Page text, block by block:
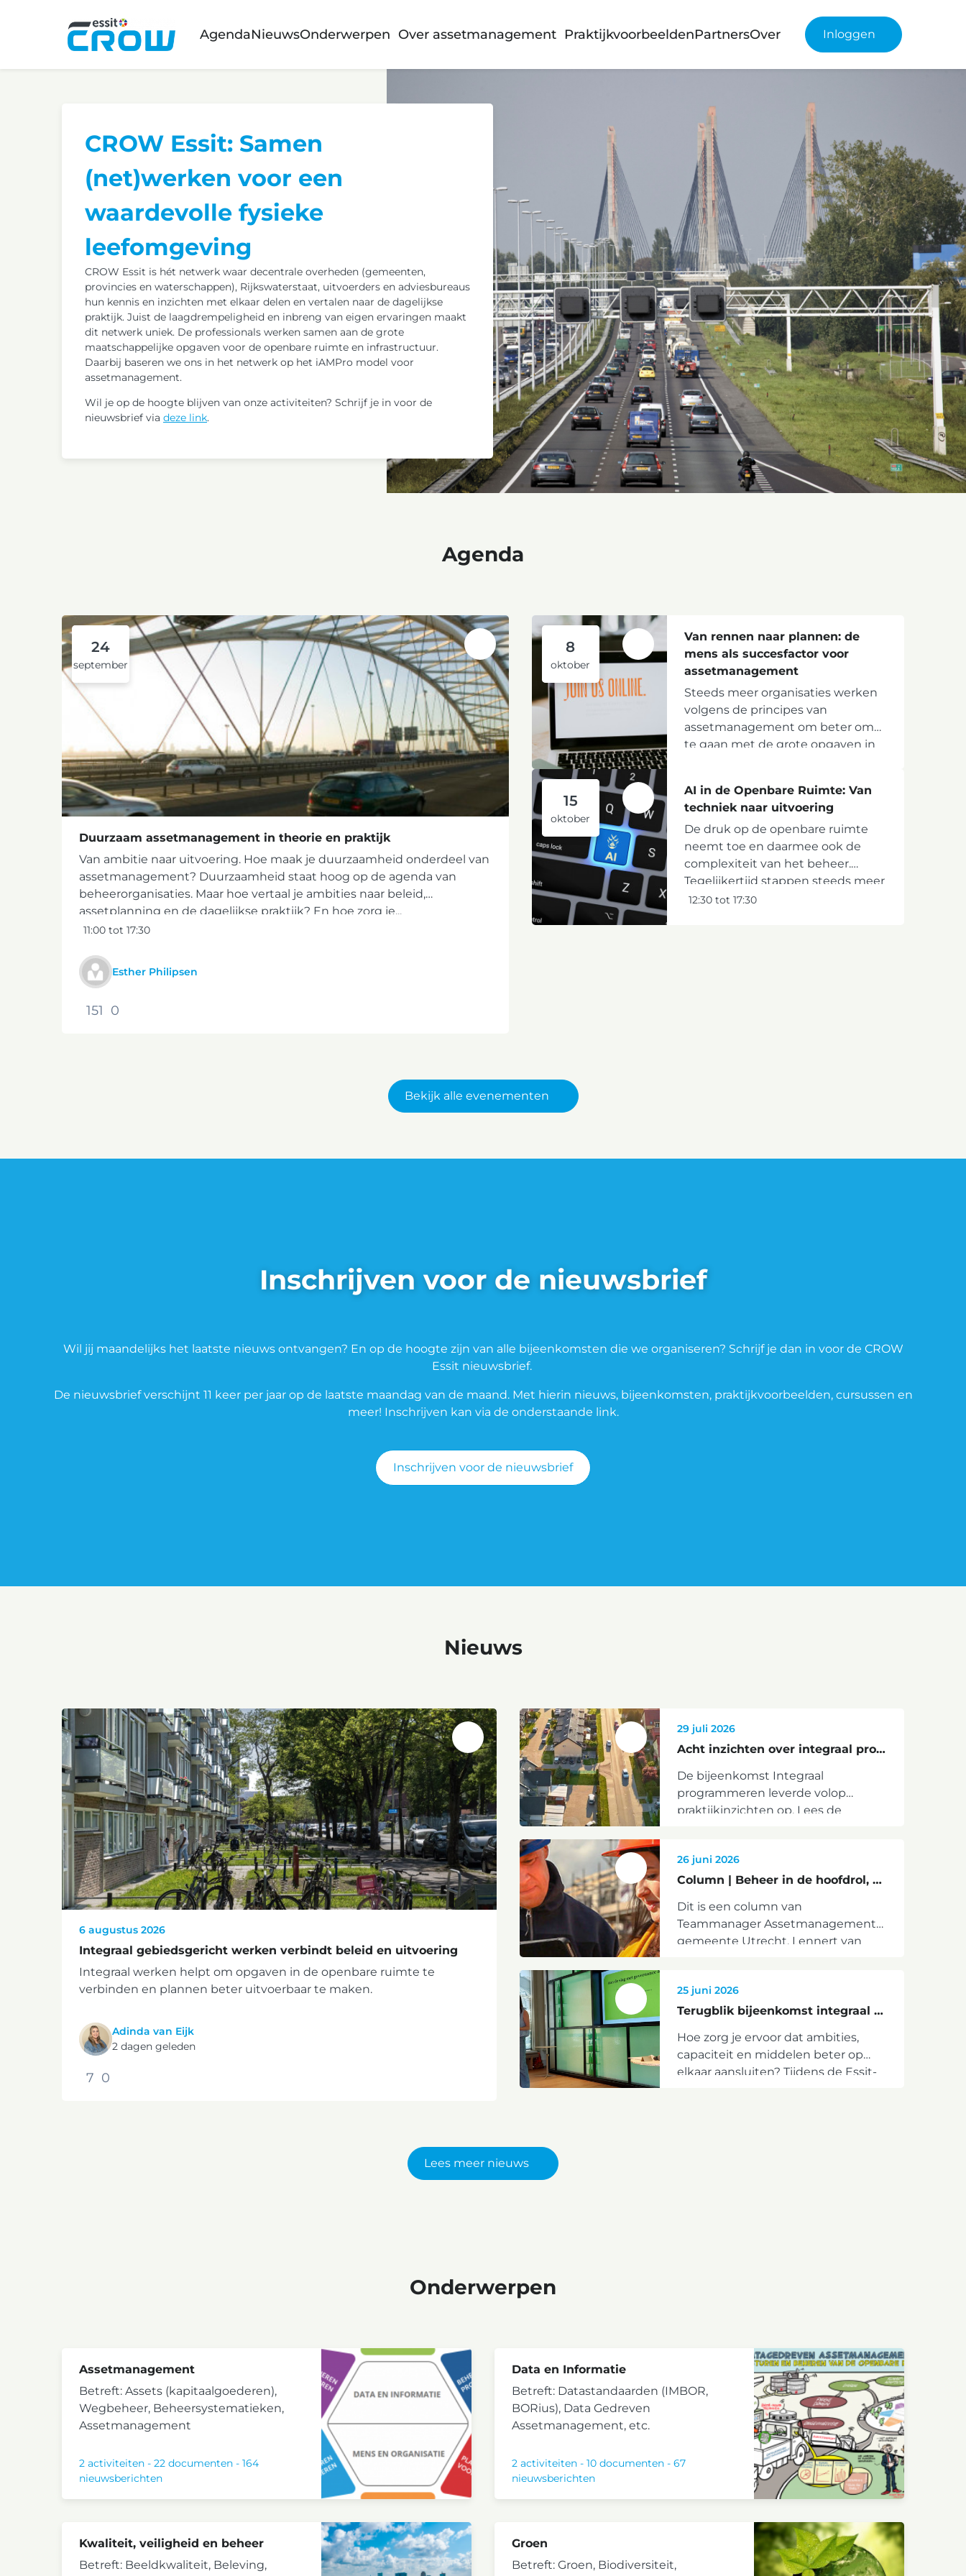
AgendaNieuwsOnderwerpen Over assetmanagement PraktijkvoorbeeldenPartnersOver Inloggen
CROW Essit: Samen
(net)werken voor een
waardevolle fysieke
leefomgeving
CROW Essit is hét netwerk waar decentrale overheden (gemeenten,
provincies en waterschappen), Rijkswaterstaat, uitvoerders en adviesbureaus
hun kennis en inzichten met elkaar delen en vertalen naar de dagelijkse
praktijk. Juist de laagdrempeligheid en inbreng van eigen ervaringen maakt
dit netwerk uniek. De professionals werken samen aan de grote
maatschappelijke opgaven voor de openbare ruimte en infrastructuur.
Daarbij baseren we ons in het netwerk op het iAMPro model voor
assetmanagement.
Wil je op de hoogte blijven van onze activiteiten? Schrijf je in voor de
nieuwsbrief via deze link.
Agenda
24
september
Duurzaam assetmanagement in theorie en praktijk
Van ambitie naar uitvoering. Hoe maak je duurzaamheid onderdeel van
assetmanagement? Duurzaamheid staat hoog op de agenda van
beheerorganisaties. Maar hoe vertaal je ambities naar beleid,
assetplanning en de dagelijkse praktijk? En hoe zorg je...
11:00 tot 17:30
Esther Philipsen
151 0
8
oktober
Van rennen naar plannen: de
mens als succesfactor voor
assetmanagement
Steeds meer organisaties werken
volgens de principes van
assetmanagement om beter om
te gaan met de grote opgaven in
energietransitie, vervanging en
renovatie, circulariteit en de
toenemende...
15
oktober
AI in de Openbare Ruimte: Van
techniek naar uitvoering
De druk op de openbare ruimte
neemt toe en daarmee ook de
complexiteit van het beheer.
Tegelijkertijd stappen steeds meer
organisaties over op data gestuurd
12:30 tot 17:30
Bekijk alle evenementen
Inschrijven voor de nieuwsbrief
Wil jij maandelijks het laatste nieuws ontvangen? En op de hoogte zijn van alle bijeenkomsten die we organiseren? Schrijf je dan in voor de CROW
Essit nieuwsbrief.
De nieuwsbrief verschijnt 11 keer per jaar op de laatste maandag van de maand. Met hierin nieuws, bijeenkomsten, praktijkvoorbeelden, cursussen en
meer! Inschrijven kan via de onderstaande link.
Inschrijven voor de nieuwsbrief
Nieuws
6 augustus 2026
Integraal gebiedsgericht werken verbindt beleid en uitvoering
Integraal werken helpt om opgaven in de openbare ruimte te
verbinden en plannen beter uitvoerbaar te maken.
Adinda van Eijk
2 dagen geleden
7 0
29 juli 2026
Acht inzichten over integraal programmeren
De bijeenkomst Integraal
programmeren leverde volop
praktijkinzichten op. Lees de
programmeren in de praktijk
vormgeven.
26 juni 2026
Column | Beheer in de hoofdrol, maar met welke acteurs?
Dit is een column van
Teammanager Assetmanagement
gemeente Utrecht, Lennert van
25 juni 2026
Terugblik bijeenkomst integraal programmeren - 22 juni
Hoe zorg je ervoor dat ambities,
capaciteit en middelen beter op
elkaar aansluiten? Tijdens de Essit-
Lees meer nieuws
Onderwerpen
Assetmanagement
Betreft: Assets (kapitaalgoederen),
Wegbeheer, Beheersystematieken,
Assetmanagement
2 activiteiten - 22 documenten - 164
nieuwsberichten
Data en Informatie
Betreft: Datastandaarden (IMBOR,
BORius), Data Gedreven
Assetmanagement, etc.
2 activiteiten - 10 documenten - 67
nieuwsberichten
Kwaliteit, veiligheid en beheer
Betreft: Beeldkwaliteit, Beleving,
Groen
Betreft: Groen, Biodiversiteit,